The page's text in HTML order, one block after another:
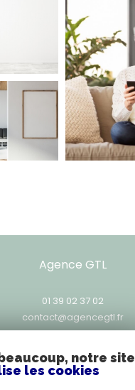
Agence GTL
01 39 02 37 02
contact@agencegtl.fr
25, rue Exelmans
versailles
notre site
les cookies